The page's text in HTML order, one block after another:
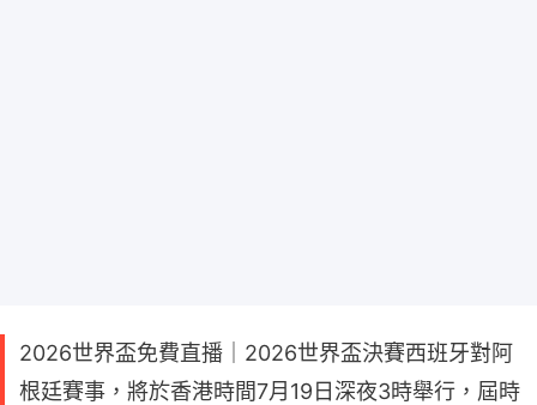
2026世界盃免費直播｜2026世界盃決賽西班牙對阿
根廷賽事，將於香港時間7月19日深夜3時舉行，屆時